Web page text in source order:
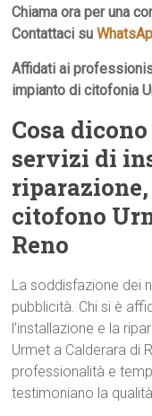
Chiama ora per una
Contattaci su
Affidati ai
impianto di citofonia
Cosa
servizi di
citofono
Reno
La soddisfazione dei
pubblicità. Chi si è
l’installazione e la
Urmet a Calderara di
professionalità e
testimoniano la